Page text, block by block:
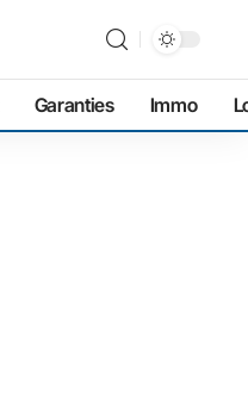
Garanties Immo